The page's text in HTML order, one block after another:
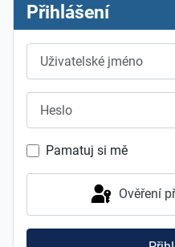
Přihlášení
Pamatuj si mě
Ověření